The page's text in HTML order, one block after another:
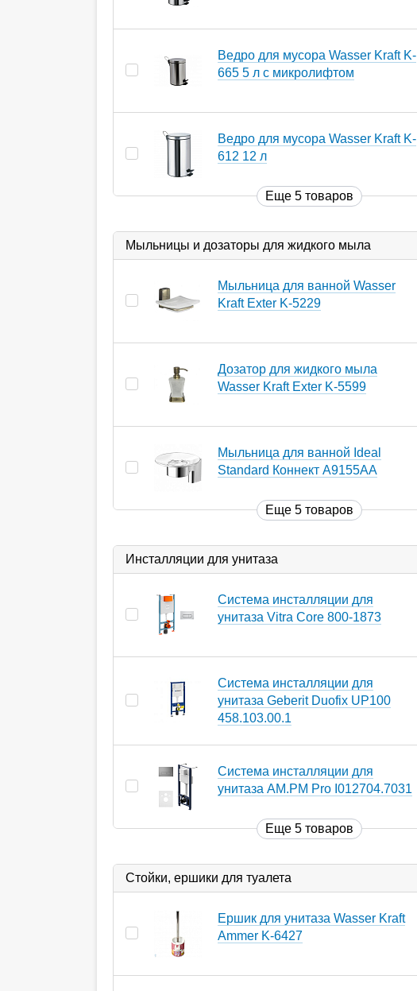
Ведро для мусора Wasser Kraft K-
665 5 л с микролифтом
Ведро для мусора Wasser Kraft K-
612 12 л
Еще 5 товаров
Мыльницы и дозаторы для жидкого мыла
Мыльница для ванной Wasser
Kraft Exter K-5229
Дозатор для жидкого мыла
Wasser Kraft Exter K-5599
Мыльница для ванной Ideal
Standard Коннект A9155AA
Еще 5 товаров
Инсталляции для унитаза
Система инсталляции для
унитаза Vitra Core 800-1873
Система инсталляции для
унитаза Geberit Duofix UP100
458.103.00.1
Система инсталляции для
унитаза AM.PM Pro I012704.7031
Еще 5 товаров
Стойки, ершики для туалета
Ершик для унитаза Wasser Kraft
Ammer K-6427